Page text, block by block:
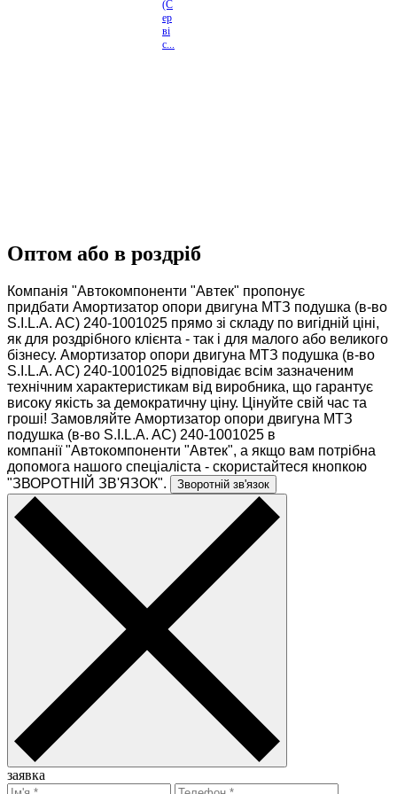
(С
ер
ві
с...
Оптом або в роздріб
Компанія "Автокомпоненти "Автек" пропонує
придбати Амортизатор опори двигуна МТЗ подушка (в-во
S.I.L.A. AC) 240-1001025 прямо зі складу по вигідній ціні,
як для роздрібного клієнта - так і для малого або великого
бізнесу. Амортизатор опори двигуна МТЗ подушка (в-во
S.I.L.A. AC) 240-1001025 відповідає всім зазначеним
технічним характеристикам від виробника, що гарантує
високу якість за демократичну ціну. Цінуйте свій час та
гроші! Замовляйте Амортизатор опори двигуна МТЗ
подушка (в-во S.I.L.A. AC) 240-1001025 в
компанії "Автокомпоненти "Автек", а якщо вам потрібна
допомога нашого спеціаліста - скористайтеся кнопкою
"ЗВОРОТНІЙ ЗВ'ЯЗОК".
Зворотній зв'язок
заявка